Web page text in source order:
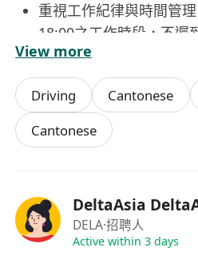
重視工作紀律與時間管
18:00之工作時段，不遲
具責任感與團隊協作意識
具或配件之體力需求，無
View more
Driving Cantonese
Cantonese
DeltaAsia
DELA·招聘人
Active within 3 days